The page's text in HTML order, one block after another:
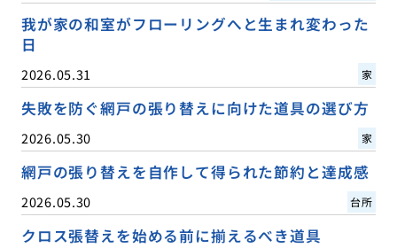
我が家の和室がフローリングへと生まれ変わった
日
2026.05.31 家
失敗を防ぐ網戸の張り替えに向けた道具の選び方
2026.05.30 家
網戸の張り替えを自作して得られた節約と達成感
2026.05.30 台所
クロス張替えを始める前に揃えるべき道具